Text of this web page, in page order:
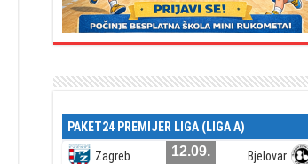
PAKET24 PREMIJER LIGA (LIGA A)
Zagreb 12.09. Bjelovar